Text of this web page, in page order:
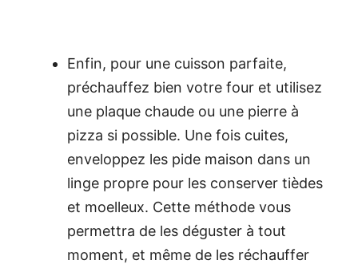
Enfin, pour une cuisson parfaite,
préchauffez bien votre four et utilisez
une plaque chaude ou une pierre à
pizza si possible. Une fois cuites,
enveloppez les pide maison dans un
linge propre pour les conserver tièdes
et moelleux. Cette méthode vous
permettra de les déguster à tout
moment, et même de les réchauffer